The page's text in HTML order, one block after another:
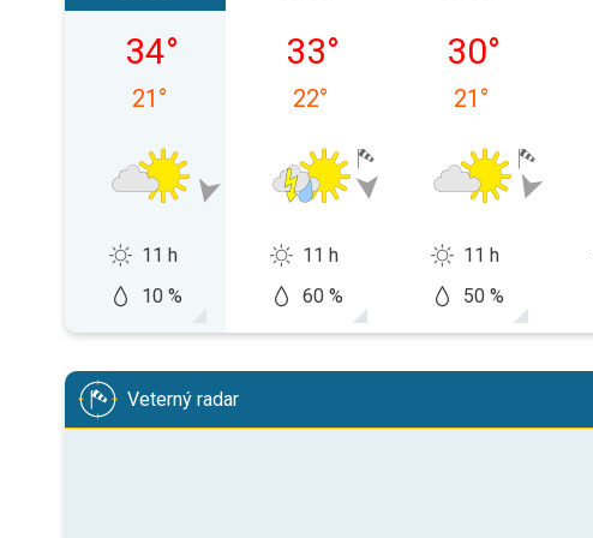
piatok 07. 08.
34°
21 °
11 h
10 %
sobota 08. 08.
33°
22°
11 h
60 %
nedeľa 09. 08.
30°
21 °
11 h
50 %
Veterný radar